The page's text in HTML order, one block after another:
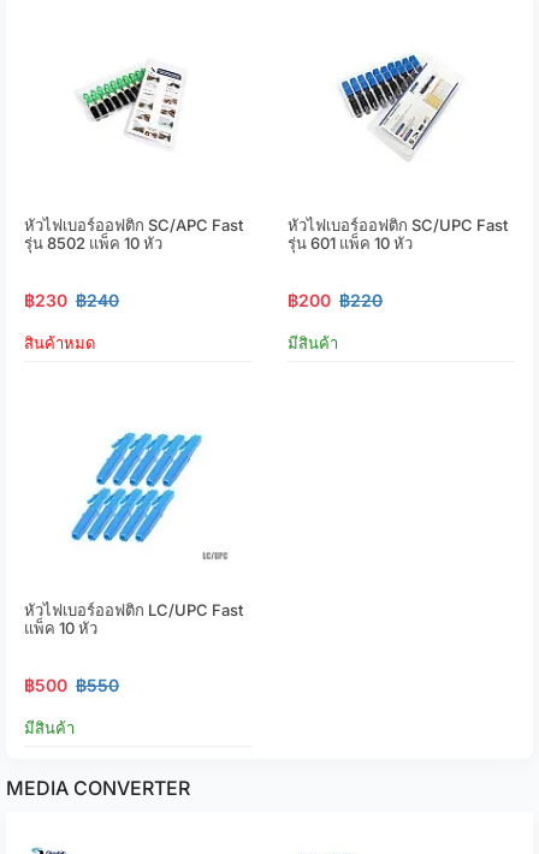
หัวไฟเบอร์ออฟติก SC/APC Fast
รุ่น 8502 แพ็ค 10 หัว
฿230 ฿240
สินค้าหมด
หัวไฟเบอร์ออฟติก SC/UPC Fast
รุ่น 601 แพ็ค 10 หัว
฿200 ฿220
มีสินค้า
หัวไฟเบอร์ออฟติก LC/UPC Fast
แพ็ค 10 หัว
฿500 ฿550
มีสินค้า
MEDIA CONVERTER